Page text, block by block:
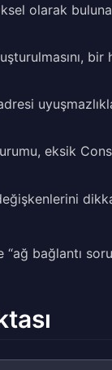
olarak
bir
eksik
“ağ bağlantı